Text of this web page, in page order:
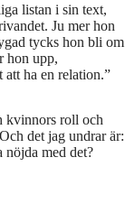
listan i sin text,
Ju mer hon
tycks hon bli om
hon upp,
att ha en relation.”
kvinnors roll och
det jag undrar är:
nöjda med det?